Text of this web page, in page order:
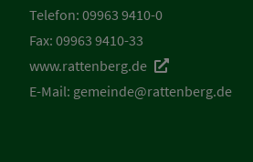
Telefon: 09963 9410-0
Fax: 09963 9410-33
www.rattenberg.de
E-Mail: gemeinde@rattenberg.de